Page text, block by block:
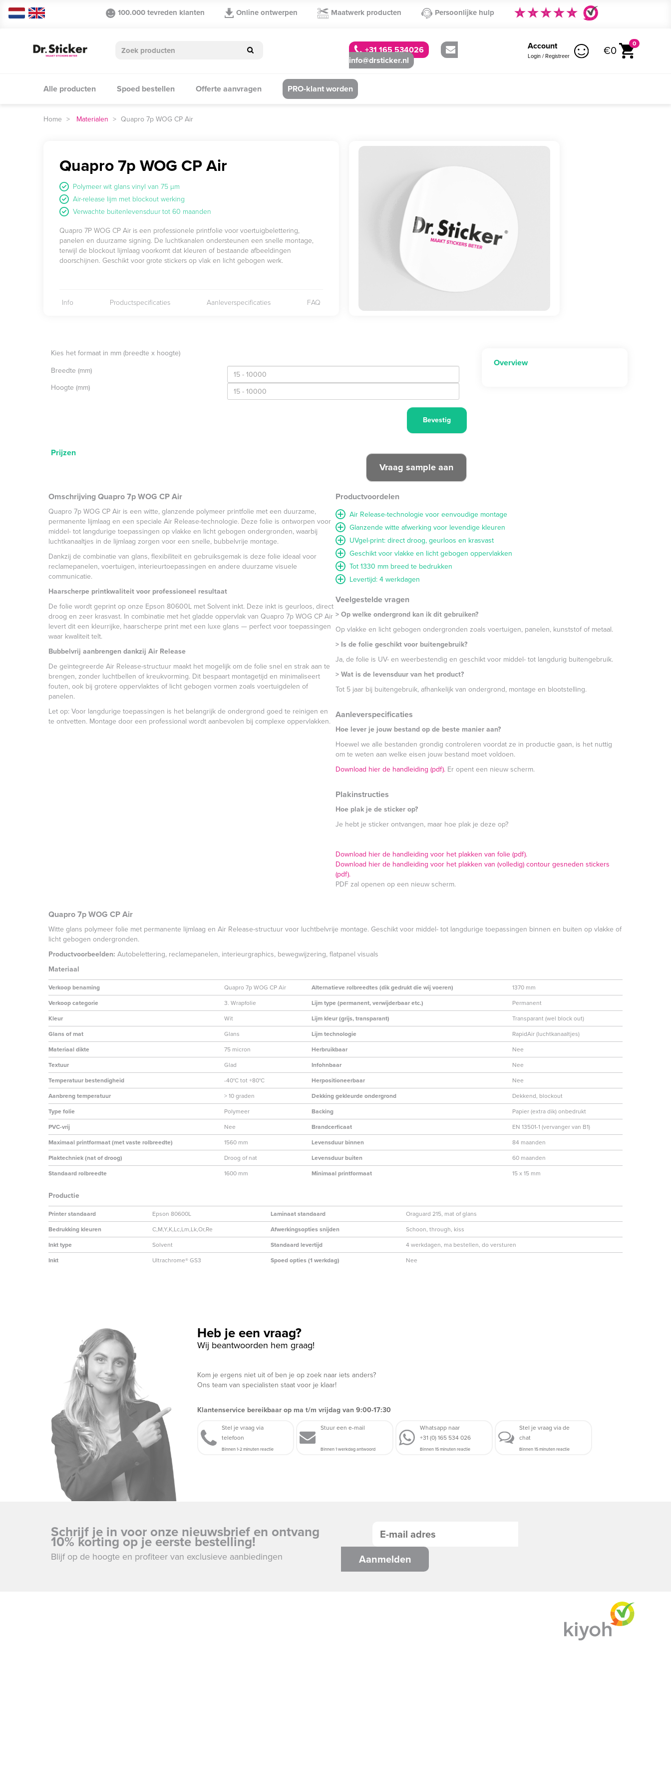
100.000 tevreden klanten Online ontwerpen Maatwerk producten Persoonlijke hulp
+31 165 534026
info@drsticker.nl
Account
Login / Registreer €0 0
Alle producten Spoed bestellen Offerte aanvragen PRO-klant worden
Materialen Quapro 7p WOG CP Air
Quapro 7p WOG CP Air
Polymeer wit glans vinyl van 75 µm
Air-release lijm met blockout werking
Verwachte buitenlevensduur tot 60 maanden
Quapro 7P WOG CP Air is een professionele printfolie voor voertuigbelettering,
panelen en duurzame signing. De luchtkanalen ondersteunen een snelle montage,
terwijl de blockout lijmlaag voorkomt dat kleuren of bestaande afbeeldingen
doorschijnen. Geschikt voor grote stickers op vlak en licht gebogen werk.
Info Productspecificaties Aanleverspecificaties FAQ
Kies het formaat in mm (breedte x hoogte)
Breedte (mm)
Hoogte (mm)
Prijzen
Overview
Omschrijving Quapro 7p WOG CP Air
Quapro 7p WOG CP Air is een witte, glanzende polymeer printfolie met een duurzame,
permanente lijmlaag en een speciale Air Release-technologie. Deze folie is ontworpen voor
middel- tot langdurige toepassingen op vlakke en licht gebogen ondergronden, waarbij
luchtkanaaltjes in de lijmlaag zorgen voor een snelle, bubbelvrije montage.
Dankzij de combinatie van glans, flexibiliteit en gebruiksgemak is deze folie ideaal voor
reclamepanelen, voertuigen, interieurtoepassingen en andere duurzame visuele
communicatie.
Haarscherpe printkwaliteit voor professioneel resultaat
De folie wordt geprint op onze Epson 80600L met Solvent inkt. Deze inkt is geurloos, direct
droog en zeer krasvast. In combinatie met het gladde oppervlak van Quapro 7p WOG CP Air
levert dit een kleurrijke, haarscherpe print met een luxe glans — perfect voor toepassingen
waar kwaliteit telt.
Bubbelvrij aanbrengen dankzij Air Release
De geïntegreerde Air Release-structuur maakt het mogelijk om de folie snel en strak aan te
brengen, zonder luchtbellen of kreukvorming. Dit bespaart montagetijd en minimaliseert
fouten, ook bij grotere oppervlaktes of licht gebogen vormen zoals voertuigdelen of
panelen.
Let op: Voor langdurige toepassingen is het belangrijk de ondergrond goed te reinigen en
te ontvetten. Montage door een professional wordt aanbevolen bij complexe oppervlakken.
Productvoordelen
Air Release-technologie voor eenvoudige montage
Glanzende witte afwerking voor levendige kleuren
UVgel-print: direct droog, geurloos en krasvast
Geschikt voor vlakke en licht gebogen oppervlakken
Tot 1330 mm breed te bedrukken
Levertijd: 4 werkdagen
Veelgestelde vragen
> Op welke ondergrond kan ik dit gebruiken?
Op vlakke en licht gebogen ondergronden zoals voertuigen, panelen, kunststof of metaal.
> Is de folie geschikt voor buitengebruik?
Ja, de folie is UV- en weerbestendig en geschikt voor middel- tot langdurig buitengebruik.
> Wat is de levensduur van het product?
Tot 5 jaar bij buitengebruik, afhankelijk van ondergrond, montage en blootstelling.
Aanleverspecificaties
Hoe lever je jouw bestand op de beste manier aan?
Hoewel we alle bestanden grondig controleren voordat ze in productie gaan, is het nuttig
om te weten aan welke eisen jouw bestand moet voldoen.
Download hier de handleiding (pdf). Er opent een nieuw scherm.
Plakinstructies
Hoe plak je de sticker op?
Je hebt je sticker ontvangen, maar hoe plak je deze op?
Download hier de handleiding voor het plakken van folie (pdf).
Download hier de handleiding voor het plakken van (volledig) contour gesneden stickers
(pdf).
PDF zal openen op een nieuw scherm.
Quapro 7p WOG CP Air
Witte glans polymeer folie met permanente lijmlaag en Air Release-structuur voor luchtbelvrije montage. Geschikt voor middel- tot langdurige toepassingen binnen en buiten op vlakke of
licht gebogen ondergronden.
Productvoorbeelden: Autobelettering, reclamepanelen, interieurgraphics, bewegwijzering, flatpanel visuals
Materiaal
Verkoop benaming Quapro 7p WOG CP Air Alternatieve rolbreedtes (dik gedrukt die wij voeren)
1370 mm
Verkoop categorie
3. Wrapfolie Lijm type (permanent, verwijderbaar etc.)
Permanent
Kleur
Wit Lijm kleur (grijs, transparant)
Transparant (wel block out)
Glans of mat
Glans Lijm technologie
RapidAir (luchtkanaaltjes)
Materiaal dikte
75 micron Herbruikbaar
Nee
Textuur
Glad Infohnbaar
Nee
Temperatuur bestendigheid
-40°C tot +80°C Herpositioneerbaar
Nee
Aanbreng temperatuur
> 10 graden Dekking gekleurde ondergrond
Dekkend, blockout
Type folie
Polymeer Backing
Papier (extra dik) onbedrukt
PVC-vrij
Nee Brandcerficaat
EN 13501-1 (vervanger van B1)
Maximaal printformaat (met vaste rolbreedte)
1560 mm Levensduur binnen
84 maanden
Plaktechniek (nat of droog)
Droog of nat Levensduur buiten
60 maanden
Standaard rolbreedte
1600 mm Minimaal printformaat 15 x 15 mm
Productie
Printer standaard Epson 80600L Laminaat standaard
Oraguard 215, mat of glans
Bedrukking kleuren
C,M,Y,K,Lc,Lm,Lk,Or,Re Afwerkingsopties snijden
Schoon, through, kiss
Inkt type
Solvent Standaard levertijd
4 werkdagen, ma bestellen, do versturen
Inkt
Ultrachrome® GS3 Spoed opties (1 werkdag) Nee
Heb je een vraag?
Wij beantwoorden hem graag!
Kom je ergens niet uit of ben je op zoek naar iets anders?
Ons team van specialisten staat voor je klaar!
Klantenservice bereikbaar op ma t/m vrijdag van 9:00-17:30
Stel je vraag via
telefoon
Binnen 1-2 minuten reactie
Stuur een e-mail
Binnen 1 werkdag antwoord
Whatsapp naar
+31 (0) 165 534 026
Binnen 15 minuten reactie
Stel je vraag via de
chat
Binnen 15 minuten reactie
Schrijf je in voor onze nieuwsbrief en ontvang
10% korting op je eerste bestelling!
Blijf op de hoogte en profiteer van exclusieve aanbiedingen